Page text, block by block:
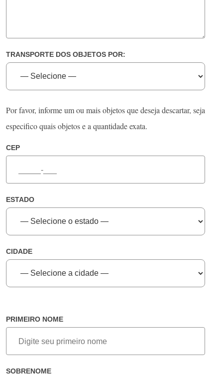
TRANSPORTE DOS OBJETOS POR:
Por favor, informe um ou mais objetos que deseja descartar, seja
especifico quais objetos e a quantidade exata.
CEP
ESTADO
CIDADE
PRIMEIRO NOME
SOBRENOME